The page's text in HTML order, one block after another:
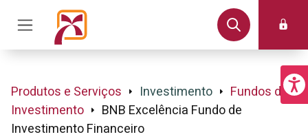
Produtos e Serviços Investimento
Fundos de
Investimento
BNB Excelência Fundo de
Investimento Financeiro